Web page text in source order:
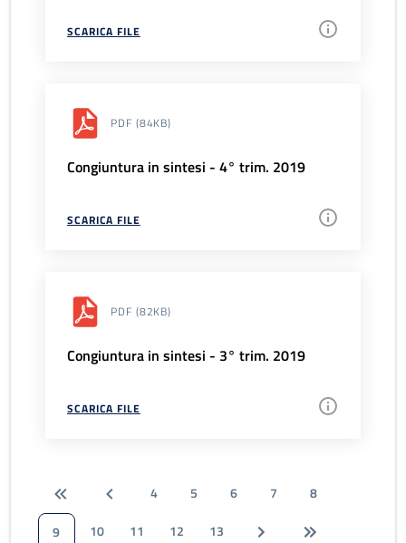
SCARICA FILE
PDF (84KB)
Congiuntura in sintesi - 4° trim. 2019
SCARICA FILE
PDF (82KB)
Congiuntura in sintesi - 3° trim. 2019
SCARICA FILE
4 5 6 7
8
9
10 11 12 13